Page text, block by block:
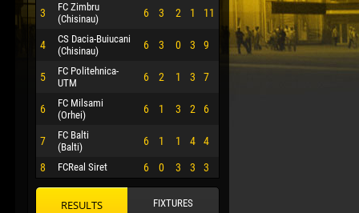
3
FC Zimbru
(Chisinau)
6 3 2 1 11
4
CS Dacia-Buiucani
(Chisinau)
6 3 0 3 9
5
FC Politehnica-
UTM
6 2 1 3 7
6
FC Milsami
(Orhei)
6 1 3 2 6
7
FC Balti
(Balti)
6 1 1 4 4
8 FCReal Siret 6 0 3 3 3
RESULTS FIXTURES